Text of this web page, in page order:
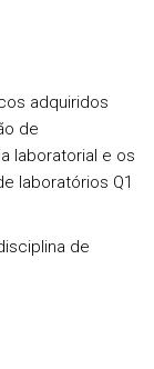
adquiridos
de
laboratorial e os
laboratórios Q1
de